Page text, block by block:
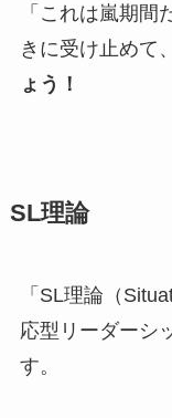
「これは嵐期間
きに受け止めて、
ょう！
SL理論
「SL理論（
応型リーダーシ
す。